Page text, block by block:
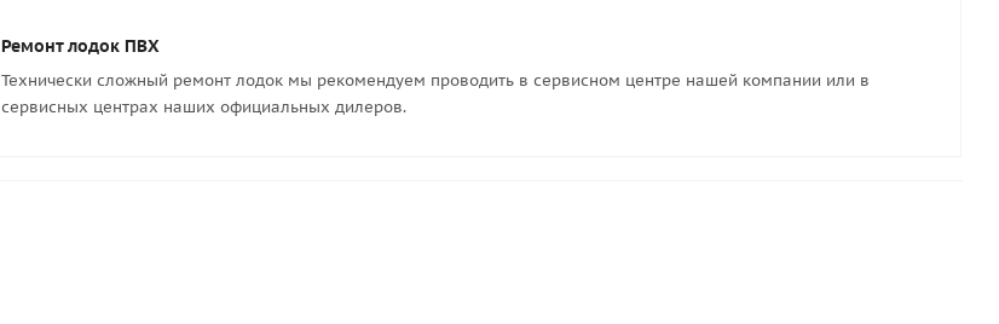
Ремонт лодок ПВХ
Технически сложный ремонт лодок мы рекомендуем проводить в сервисном центре нашей компании или в
сервисных центрах наших официальных дилеров.